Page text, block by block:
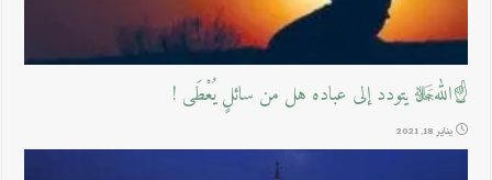
☝اللهﷻ يتودد إلى عباده هل من سائلٍ يُعْطَى !
يناير 18, 2021